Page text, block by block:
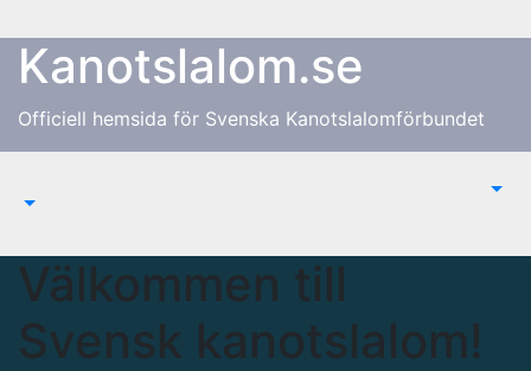
till
innehåll
Kanotslalom.se
Officiell hemsida för Svenska Kanotslalomförbundet
Välkommen till
Svensk kanotslalom!